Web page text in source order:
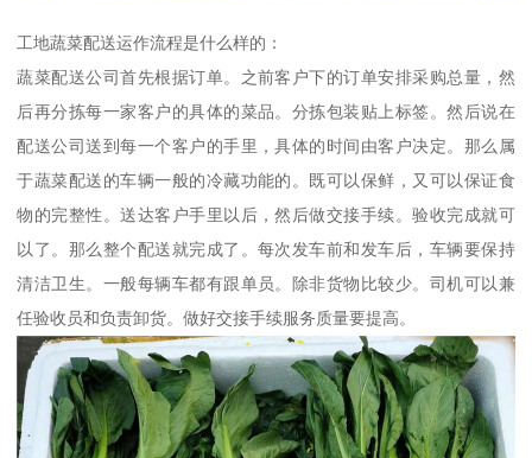
工地蔬菜配送运作流程是什么样的：
蔬菜配送公司首先根据订单。之前客户下的订单安排采购总量，然
后再分拣每一家客户的具体的菜品。分拣包装贴上标签。然后说在
配送公司送到每一个客户的手里，具体的时间由客户决定。那么属
于蔬菜配送的车辆一般的冷藏功能的。既可以保鲜，又可以保证食
物的完整性。送达客户手里以后，然后做交接手续。验收完成就可
以了。那么整个配送就完成了。每次发车前和发车后，车辆要保持
清洁卫生。一般每辆车都有跟单员。除非货物比较少。司机可以兼
任验收员和负责卸货。做好交接手续服务质量要提高。